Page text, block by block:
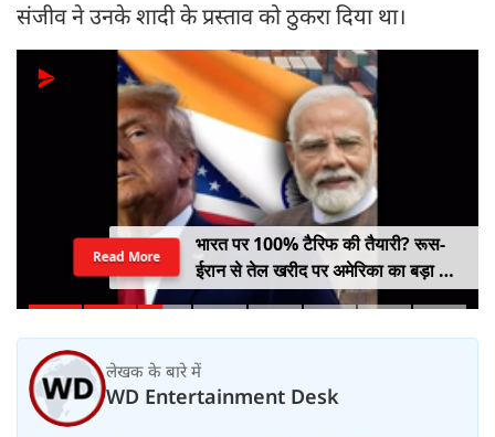
संजीव ने उनके शादी के प्रस्ताव को ठुकरा दिया था।
भारत पर 100% टैरिफ की तैयारी? रूस-
ईरान से तेल खरीद पर अमेरिका का बड़ा वार,
सीनेट में बिल पास
Read More
लेखक के बारे में
WD Entertainment Desk